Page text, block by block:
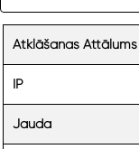
Atklāšanas Attālums
IP
Jauda